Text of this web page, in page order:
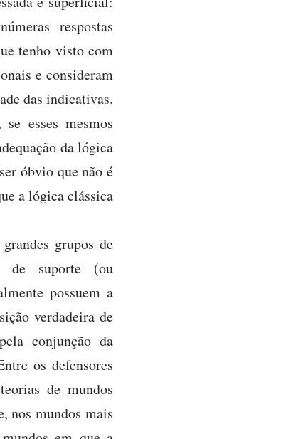
respostas
tenho visto com
e consideram
das indicativas.
esses mesmos
da lógica
óbvio que não é
a lógica clássica
grupos de
de suporte (ou
possuem a
verdadeira de
conjunção da
os defensores
de mundos
nos mundos mais